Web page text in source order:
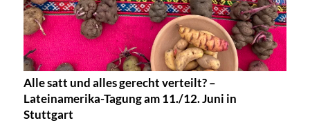
Alle satt und alles gerecht verteilt? –
Lateinamerika-Tagung am 11./12. Juni in
Stuttgart